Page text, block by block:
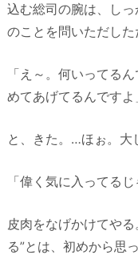
込む総司の腕は、し
のことを問いただした
「え～。何いってる
めてあげてるんですよ
と、きた。…ほぉ。大
「偉く気に入ってるじ
皮肉をなげかけてや
る”とは、初めから思